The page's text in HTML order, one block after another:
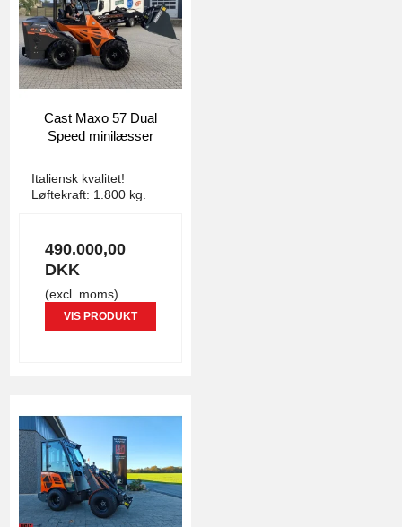
Cast Maxo 57 Dual
Speed minilæsser
Italiensk kvalitet!
Løftekraft: 1.800 kg.
490.000,00
DKK
(excl. moms)
VIS PRODUKT